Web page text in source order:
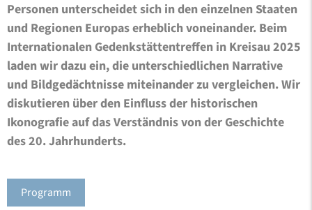
Personen unterscheidet sich in den einzelnen Staaten
und Regionen Europas erheblich voneinander. Beim
Internationalen Gedenkstättentreffen in Kreisau 2025
laden wir dazu ein, die unterschiedlichen Narrative
und Bildgedächtnisse miteinander zu vergleichen. Wir
diskutieren über den Einfluss der historischen
Ikonografie auf das Verständnis von der Geschichte
des 20. Jahrhunderts.
Programm